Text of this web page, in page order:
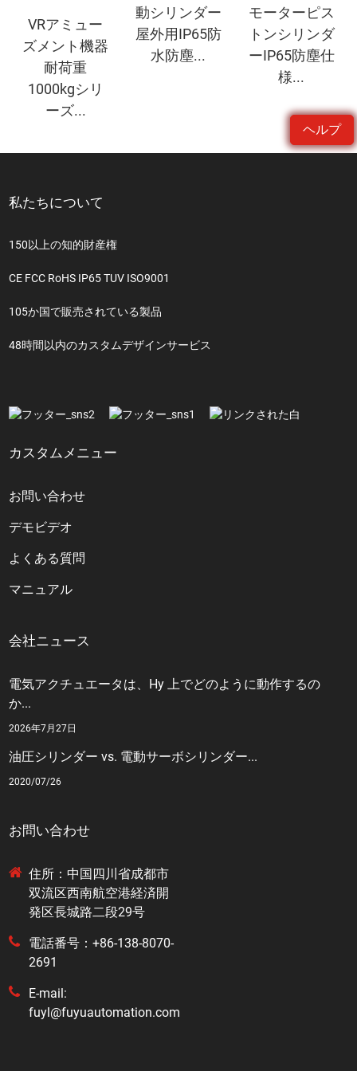
ヘルプ
VRアミュー
ズメント機器
耐荷重
1000kgシリ
ーズ...
動シリンダー
屋外用IP65防
水防塵...
モーターピス
トンシリンダ
ーIP65防塵仕
様...
私たちについて
150以上の知的財産権
CE FCC RoHS IP65 TUV ISO9001
105か国で販売されている製品
48時間以内のカスタムデザインサービス
カスタムメニュー
お問い合わせ
デモビデオ
よくある質問
マニュアル
会社ニュース
電気アクチュエータは、Hy 上でどのように動作するの
か...
2026年7月27日
油圧シリンダー vs. 電動サーボシリンダー...
2020/07/26
お問い合わせ
住所：中国四川省成都市
双流区西南航空港経済開
発区長城路二段29号
電話番号：+86-138-8070-
2691
E-mail:
fuyl@fuyuautomation.com